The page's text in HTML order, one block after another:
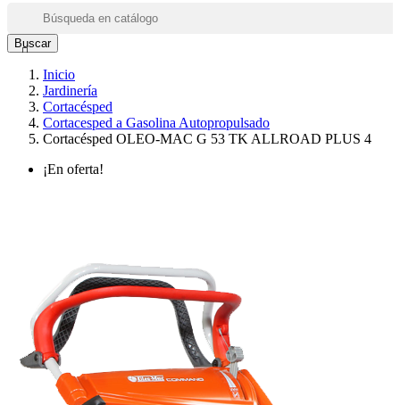

Buscar
Inicio
Jardinería
Cortacésped
Cortacesped a Gasolina Autopropulsado
Cortacésped OLEO-MAC G 53 TK ALLROAD PLUS 4
¡En oferta!